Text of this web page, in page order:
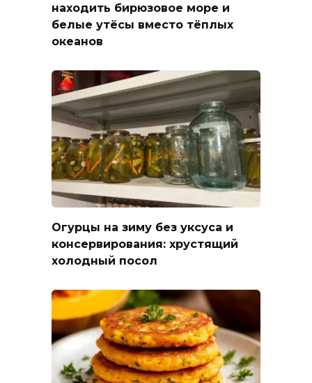
находить бирюзовое море и
белые утёсы вместо тёплых
океанов
Огурцы на зиму без уксуса и
консервирования: хрустящий
холодный посол